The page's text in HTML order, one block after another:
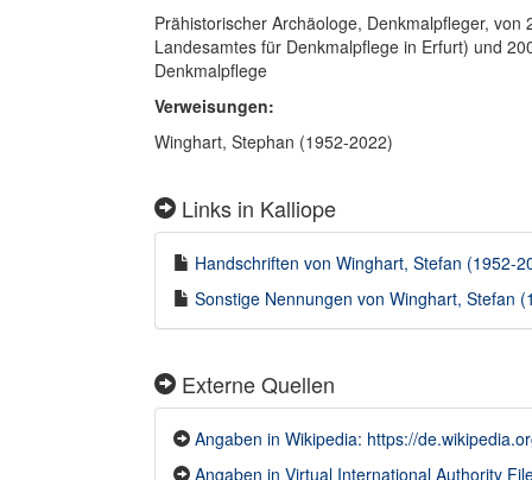
Prähistorischer Archäologe, Denkmalpfleger,
Landesamtes für Denkmalpflege in Erfurt) und
Denkmalpflege
Verweisungen:
Winghart, Stephan (1952-2022)
Links in Kalliope
Handschriften von Winghart, Stefan (1952-
Sonstige Nennungen von Winghart, Stefan
Externe Quellen
Angaben in Wikipedia: https://
Angaben in Virtual International Authority